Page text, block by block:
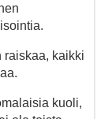
raiskaa, kaikki
kuoli,